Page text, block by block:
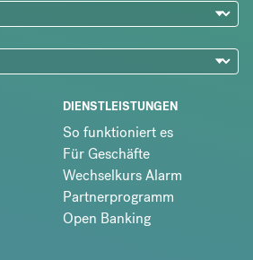
DIENSTLEISTUNGEN
So funktioniert es
Für Geschäfte
Wechselkurs Alarm
Partnerprogramm
Open Banking